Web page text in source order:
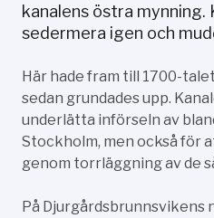
kanalens östra mynning.
sedermera igen och
Här hade fram till 1700-
sedan grundades upp.
underlätta införseln av
Stockholm, men också för
genom torrläggning av de
På Djurgårdsbrunnsvikens